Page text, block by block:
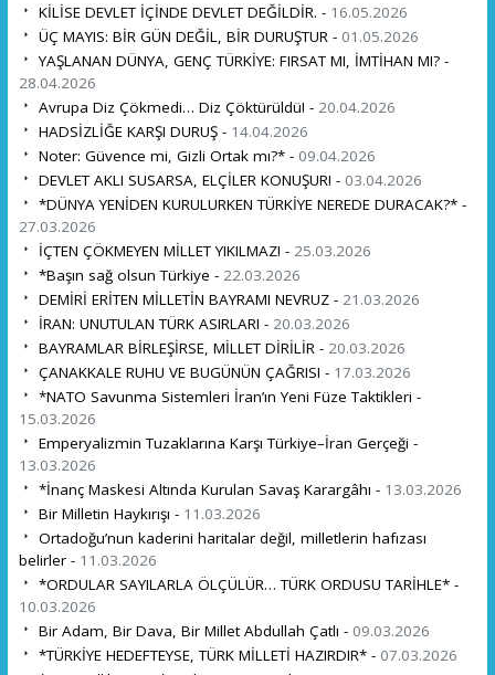
KİLİSE DEVLET İÇİNDE DEVLET DEĞİLDİR. - 16.05.2026
ÜÇ MAYIS: BİR GÜN DEĞİL, BİR DURUŞTUR - 01.05.2026
YAŞLANAN DÜNYA, GENÇ TÜRKİYE: FIRSAT MI, İMTİHAN MI? -
28.04.2026
Avrupa Diz Çökmedi… Diz Çöktürüldü! - 20.04.2026
HADSİZLİĞE KARŞI DURUŞ - 14.04.2026
Noter: Güvence mi, Gizli Ortak mı?* - 09.04.2026
DEVLET AKLI SUSARSA, ELÇİLER KONUŞUR! - 03.04.2026
*DÜNYA YENİDEN KURULURKEN TÜRKİYE NEREDE DURACAK?* -
27.03.2026
İÇTEN ÇÖKMEYEN MİLLET YIKILMAZ! - 25.03.2026
*Başın sağ olsun Türkiye - 22.03.2026
DEMİRİ ERİTEN MİLLETİN BAYRAMI NEVRUZ - 21.03.2026
İRAN: UNUTULAN TÜRK ASIRLARI - 20.03.2026
BAYRAMLAR BİRLEŞİRSE, MİLLET DİRİLİR - 20.03.2026
ÇANAKKALE RUHU VE BUGÜNÜN ÇAĞRISI - 17.03.2026
*NATO Savunma Sistemleri İran’ın Yeni Füze Taktikleri -
15.03.2026
Emperyalizmin Tuzaklarına Karşı Türkiye–İran Gerçeği -
13.03.2026
*İnanç Maskesi Altında Kurulan Savaş Karargâhı - 13.03.2026
Bir Milletin Haykırışı - 11.03.2026
Ortadoğu’nun kaderini haritalar değil, milletlerin hafızası
belirler - 11.03.2026
*ORDULAR SAYILARLA ÖLÇÜLÜR… TÜRK ORDUSU TARİHLE* -
10.03.2026
Bir Adam, Bir Dava, Bir Millet Abdullah Çatlı - 09.03.2026
*TÜRKİYE HEDEFTEYSE, TÜRK MİLLETİ HAZIRDIR* - 07.03.2026